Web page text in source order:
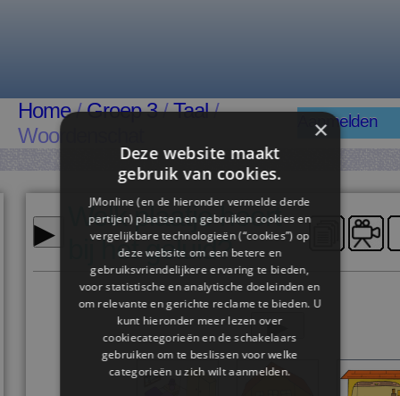
Home/Groep 3/Taal/
Woordenschat
Aanmelden
▸
Welk plaatje hoort
bij het geluid?
▸
×
Deze website maakt
gebruik van cookies.
JMonline (en de hieronder vermelde derde
partijen) plaatsen en gebruiken cookies en
vergelijkbare technologieën (“cookies”) op
deze website om een ​​betere en
gebruiksvriendelijkere ervaring te bieden,
voor statistische en analytische doeleinden en
om relevante en gerichte reclame te bieden. U
kunt hieronder meer lezen over
cookiecategorieën en de schakelaars
gebruiken om te beslissen voor welke
categorieën u zich wilt aanmelden.